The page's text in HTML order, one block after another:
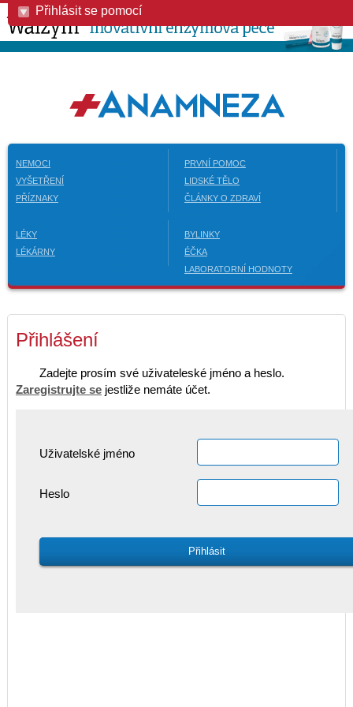
Přihlásit se pomocí
NEMOCI
VYŠETŘENÍ
PŘÍZNAKY
PRVNÍ POMOC
LIDSKÉ TĚLO
ČLÁNKY O ZDRAVÍ
LÉKY
LÉKÁRNY
BYLINKY
ÉČKA
LABORATORNÍ HODNOTY
Přihlášení
Zadejte prosím své uživateleské jméno a heslo.
Zaregistrujte se jestliže nemáte účet.
Uživatelské jméno
Heslo